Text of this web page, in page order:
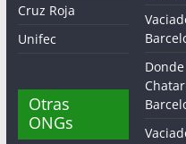
Cruz Roja
Unifec
Otras
ONGs